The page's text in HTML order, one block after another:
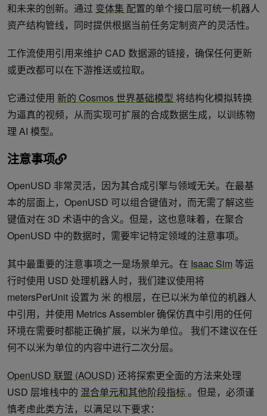
和未来的创新。通过 变体集 配置的单个接口层可统一机器人
资产结构管线，同时提供根据当前任务定制资产的灵活性。
工作流使用引用来维护 CAD 数据源的链接，确保任何更新
或更改都可以在下游推送或拉取。
它通过使用 新的 Cosmos 世界基础模型 将结构化模拟转换
为逼真的视频，从而实现可扩展的合成数据生成，以训练物
理 AI 模型。
注意事项
OpenUSD 非常灵活，因为其合成引擎与领域无关。在最基
本的层面上，OpenUSD 可以组合键值对，而无需了解这些
键值对在 3D 术语中的含义。但是，这也意味着，在聚合
OpenUSD 中的数据时，需要牢记特定领域的注意事项。
其中最重要的注意事项之一是场景单元。在 Isaac Sim 等运
行时使用 USD 处理机器人时，我们建议使用将
metersPerUnit 设置为 米 的根层，在已以米为单位的机器人
中引用，并使用 Metrics Assembler 确保仿真中引用的任何
环境在需要时都能正确扩展，以米为单位。 我们不建议在任
何不以米为单位的内容中进行二次分层。
OpenUSD 联盟 (AOUSD) 还将探索更全面的方法来处理
USD 层堆栈中的 混合单元和其他阶段指标。但是，必须谨
慎考虑此类方法，以满足以下要求：